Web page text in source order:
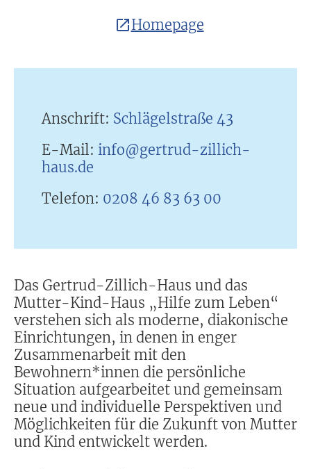
Das Gertrud-Zillich-Haus und das
Mutter-Kind-Haus „Hilfe zum Leben“
verstehen sich als moderne, diakonische
Einrichtungen, in denen in enger
Zusammenarbeit mit den
Bewohnern*innen die persönliche
Situation aufgearbeitet und gemeinsam
neue und individuelle Perspektiven und
Möglichkeiten für die Zukunft von Mutter
und Kind entwickelt werden.
Homepage
Anschrift: Schlägelstraße 43
E-Mail: info@gertrud-zillich-
haus.de
Telefon: 0208 46 83 63 00